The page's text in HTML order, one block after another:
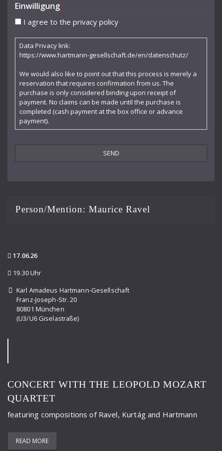
Durme Jef van
Egk Werner
Enescu George
Felicie Hüni-Mihacsek
Feuermann Emanuel
Finke Fidelio
Fiorillo Dante
Frey Walter
Hartmann Gertrud
Hartmann Richard
IGNM-Fest
Jemnitz Alexander
Kutscher Quartett
Marsik M
Einwilligung*
I agree to the privacy policy
Data Privacy link:
https://www.hartmann-gesellschaft.de/en/datenschutz/
We would also like to point out that this process is merely a
reservation that requires confirmation from us. The
purchase is only considered binding upon receipt of
payment. No claims can be made until the purchase is
completed (cash payment at the box office or advance
payment).
Person/Mention: Maurice Ravel
17.06.26
19.30 Uhr
Karl Amadeus Hartmann-Gesellschaft
Franz-Joseph-Str. 20
80801 München
(U3/U6 Giselastraße)
CONCERT WITH THE LEOPOLD MOZART
QUARTET
featuring compositions of Ravel, Kurtág and Hartmann
READ MORE